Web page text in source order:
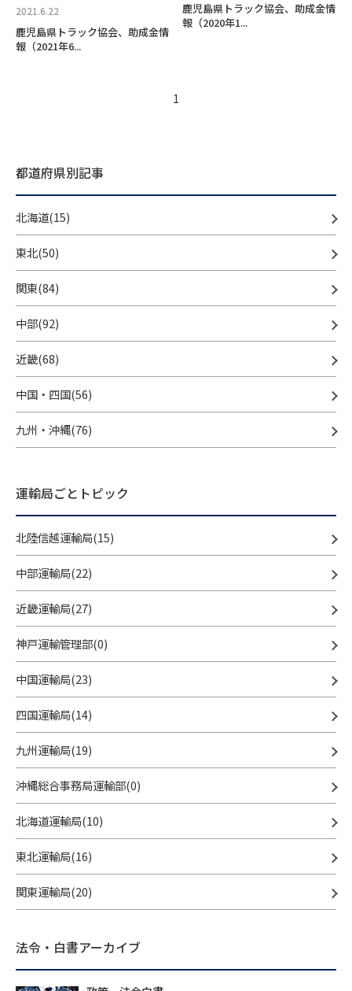
2021.6.22
鹿児島県トラック協会、助成金情
報（2021年6...
鹿児島県トラック協会、助成金情
報（2020年1...
1
都道府県別記事
北海道(15)
東北(50)
関東(84)
中部(92)
近畿(68)
中国・四国(56)
九州・沖縄(76)
運輸局ごとトピック
北陸信越運輸局(15)
中部運輸局(22)
近畿運輸局(27)
神戸運輸管理部(0)
中国運輸局(23)
四国運輸局(14)
九州運輸局(19)
沖縄総合事務局運輸部(0)
北海道運輸局(10)
東北運輸局(16)
関東運輸局(20)
法令・白書アーカイブ